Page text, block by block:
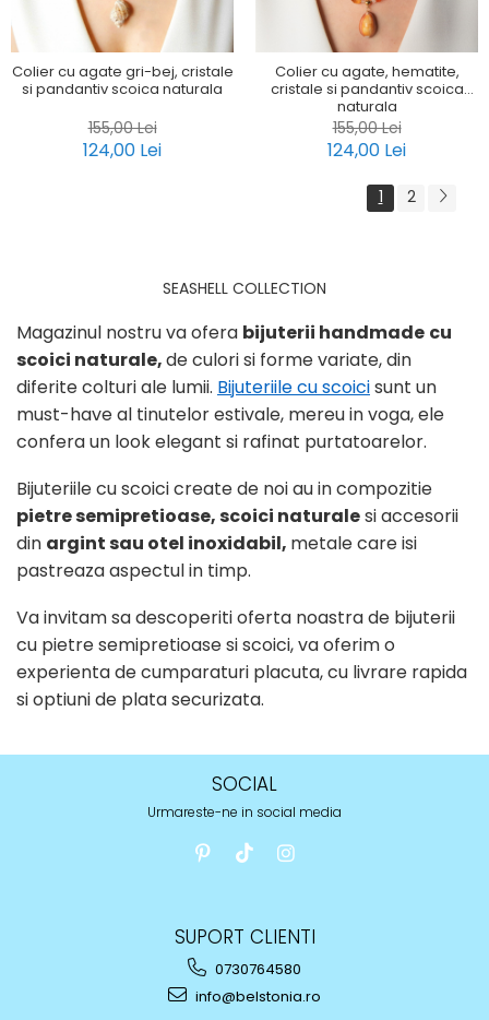
Colier cu agate gri-bej, cristale
si pandantiv scoica naturala
155,00 Lei
124,00 Lei
Colier cu agate, hematite,
cristale si pandantiv scoica
naturala
155,00 Lei
124,00 Lei
1 2
SEASHELL COLLECTION
Magazinul nostru va ofera bijuterii handmade cu
scoici naturale,de culori si forme variate, din
diferite colturi ale lumii. Bijuteriile cu scoicisunt un
must-have al tinutelor estivale, mereu in voga, ele
confera un look elegant si rafinat purtatoarelor.
Bijuteriile cu scoici create de noi au in compozitie
pietresemipretioase, scoici naturalesi accesorii
din argint sau otel inoxidabil, metale care isi
pastreaza aspectul in timp.
Va invitam sa descoperiti oferta noastra de bijuterii
cu pietre semipretioase si scoici, va oferim o
experienta de cumparaturi placuta, cu livrare rapida
si optiuni de plata securizata.
SOCIAL
Urmareste-ne in social media
SUPORT CLIENTI
0730764580
info@belstonia.ro